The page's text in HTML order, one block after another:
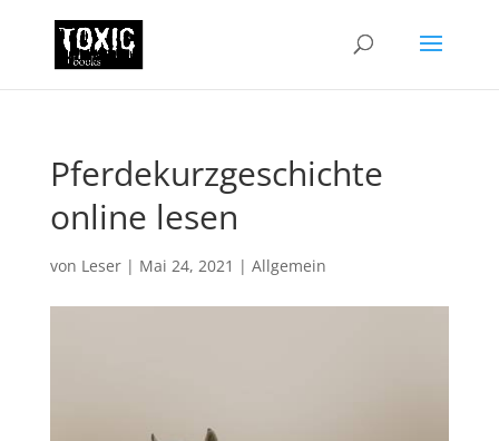
Pferdekurzgeschichte
online lesen
von Leser| Mai 24, 2021 | Allgemein